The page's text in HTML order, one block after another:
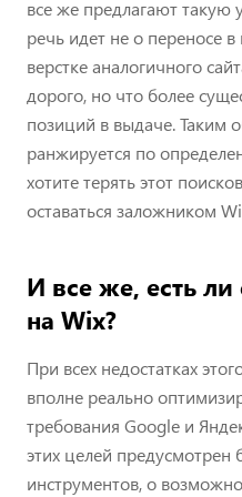
все же предлагают такую
речь идет не о переносе
верстке аналогичного
дорого, но что более
позиций в выдаче. Таким
ранжируется по
хотите терять этот
оставаться заложником
И все же, есть ли
на Wix?
При всех недостатках
вполне реально
требования Google и
этих целей предусмотрен
инструментов, о